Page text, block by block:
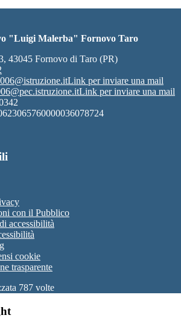
"Luigi Malerba" Fornovo Taro
43045 Fornovo di Taro (PR)
Link per inviare una mail
Link per inviare una mail
con il Pubblico
accessibilità
cookie
trasparente
787 volte